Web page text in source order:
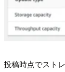
投稿時点でスト